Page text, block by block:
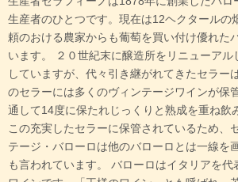
生産者のひとつです。現在は12ヘクタールの
頼のおける農家からも葡萄を買い付け優れた
います。 ２０世紀末に醸造所をリニューアル
していますが、代々引き継がれてきたセラー
のセラーには多くのヴィンテージワインが保
通して14度に保たれじっくりと熟成を重ね飲
この充実したセラーに保管されているため、
テージ・バローロは他のバローロとは一線を
も言われています。 バローロはイタリアを